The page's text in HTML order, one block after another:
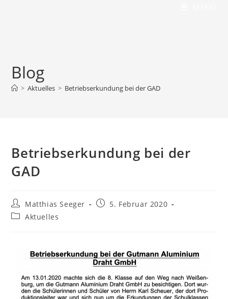
Blog
> Aktuelles > Betriebserkundung bei der GAD
Betriebserkundung bei der
GAD
Matthias Seeger
5. Februar 2020
Aktuelles